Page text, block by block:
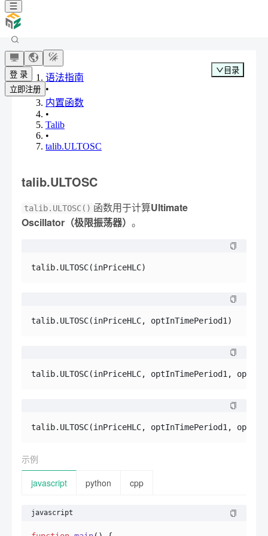
登 录
立即注册
语法指南
•
内置函数
•
Talib
•
talib.ULTOSC
talib.ULTOSC
talib.ULTOSC() 函数用于计算Ultimate
Oscillator（极限振荡器） 。
talib.ULTOSC(inPriceHLC)
talib.ULTOSC(inPriceHLC, optInTimePeriod1)
talib.ULTOSC(inPriceHLC, optInTimePeriod1,
talib.ULTOSC(inPriceHLC, optInTimePeriod1,
示例
javascript
python cpp
javascript
目录